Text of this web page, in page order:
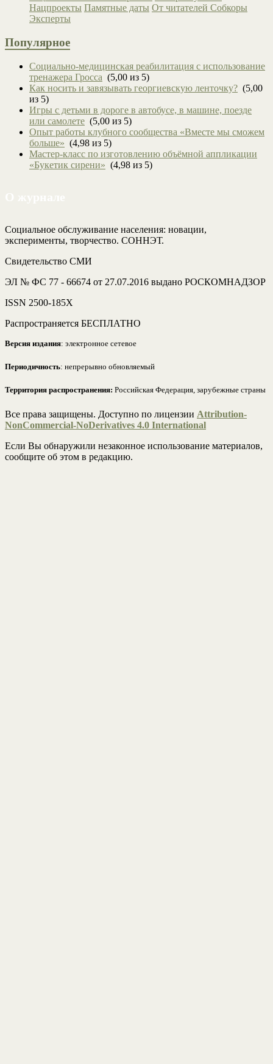
Нацпроекты Памятные даты От читателей Собкоры
Эксперты
Популярное
Социально-медицинская реабилитация с использование
тренажера Гросса (5,00 из 5)
Как носить и завязывать георгиевскую ленточку? (5,00
из 5)
Игры с детьми в дороге в автобусе, в машине, поезде
или самолете (5,00 из 5)
Опыт работы клубного сообщества «Вместе мы сможем
больше» (4,98 из 5)
Мастер-класс по изготовлению объёмной аппликации
«Букетик сирени» (4,98 из 5)
Социальное обслуживание населения: новации,
эксперименты, творчество. СОННЭТ.
Свидетельство СМИ
ЭЛ № ФС 77 - 66674 от 27.07.2016 выдано РОСКОМНАДЗОР
ISSN 2500-185Х
Распространяется БЕСПЛАТНО
Версия издания: электронное сетевое
Периодичность: непрерывно обновляемый
Территория распространения: Российская Федерация, зарубежные страны
Все права защищены. Доступно по лицензии Attribution-
NonCommercial-NoDerivatives 4.0 International
Если Вы обнаружили незаконное использование материалов,
сообщите об этом в редакцию.